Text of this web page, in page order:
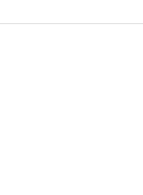
übermittelte oder
zur Entfernung oder
nach den
Links zu externen
verlinkten Seiten ist